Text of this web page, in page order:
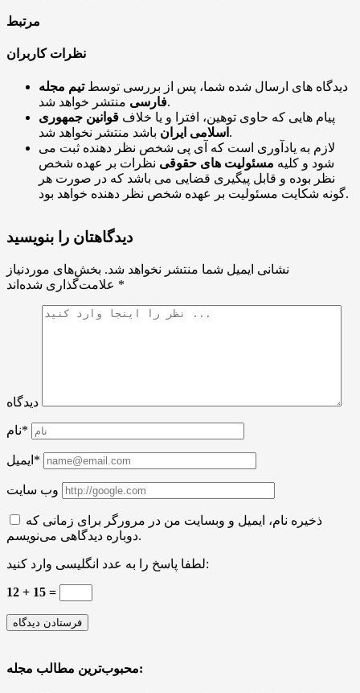
مرتبط
نظرات کاربران
دیدگاه های ارسال شده شما، پس از بررسی توسطتیم مجله
فارسیمنتشر خواهد شد.
پیام هایی که حاوی توهین، افترا و یا خلاف قوانین جمهوری
اسلامی ایران باشد منتشر نخواهد شد.
لازم به یادآوری است که آی پی شخص نظر دهنده ثبت می
شود و کلیه مسئولیت های حقوقی نظرات بر عهده شخص
نظر بوده و قابل پیگیری قضایی می باشد که در صورت هر
گونه شکایت مسئولیت بر عهده شخص نظر دهنده خواهد بود.
دیدگاهتان را بنویسید
نشانی ایمیل شما منتشر نخواهد شد. بخش‌های موردنیاز
*
دیدگاه
نام*
ایمیل*
وب سایت
ذخیره نام، ایمیل و وبسایت من در مرورگر برای زمانی که
دوباره دیدگاهی می‌نویسم.
لطفا پاسخ را به عدد انگلیسی وارد کنید:
12 + 15 =
محبوب‌ترین مطالب مجله: